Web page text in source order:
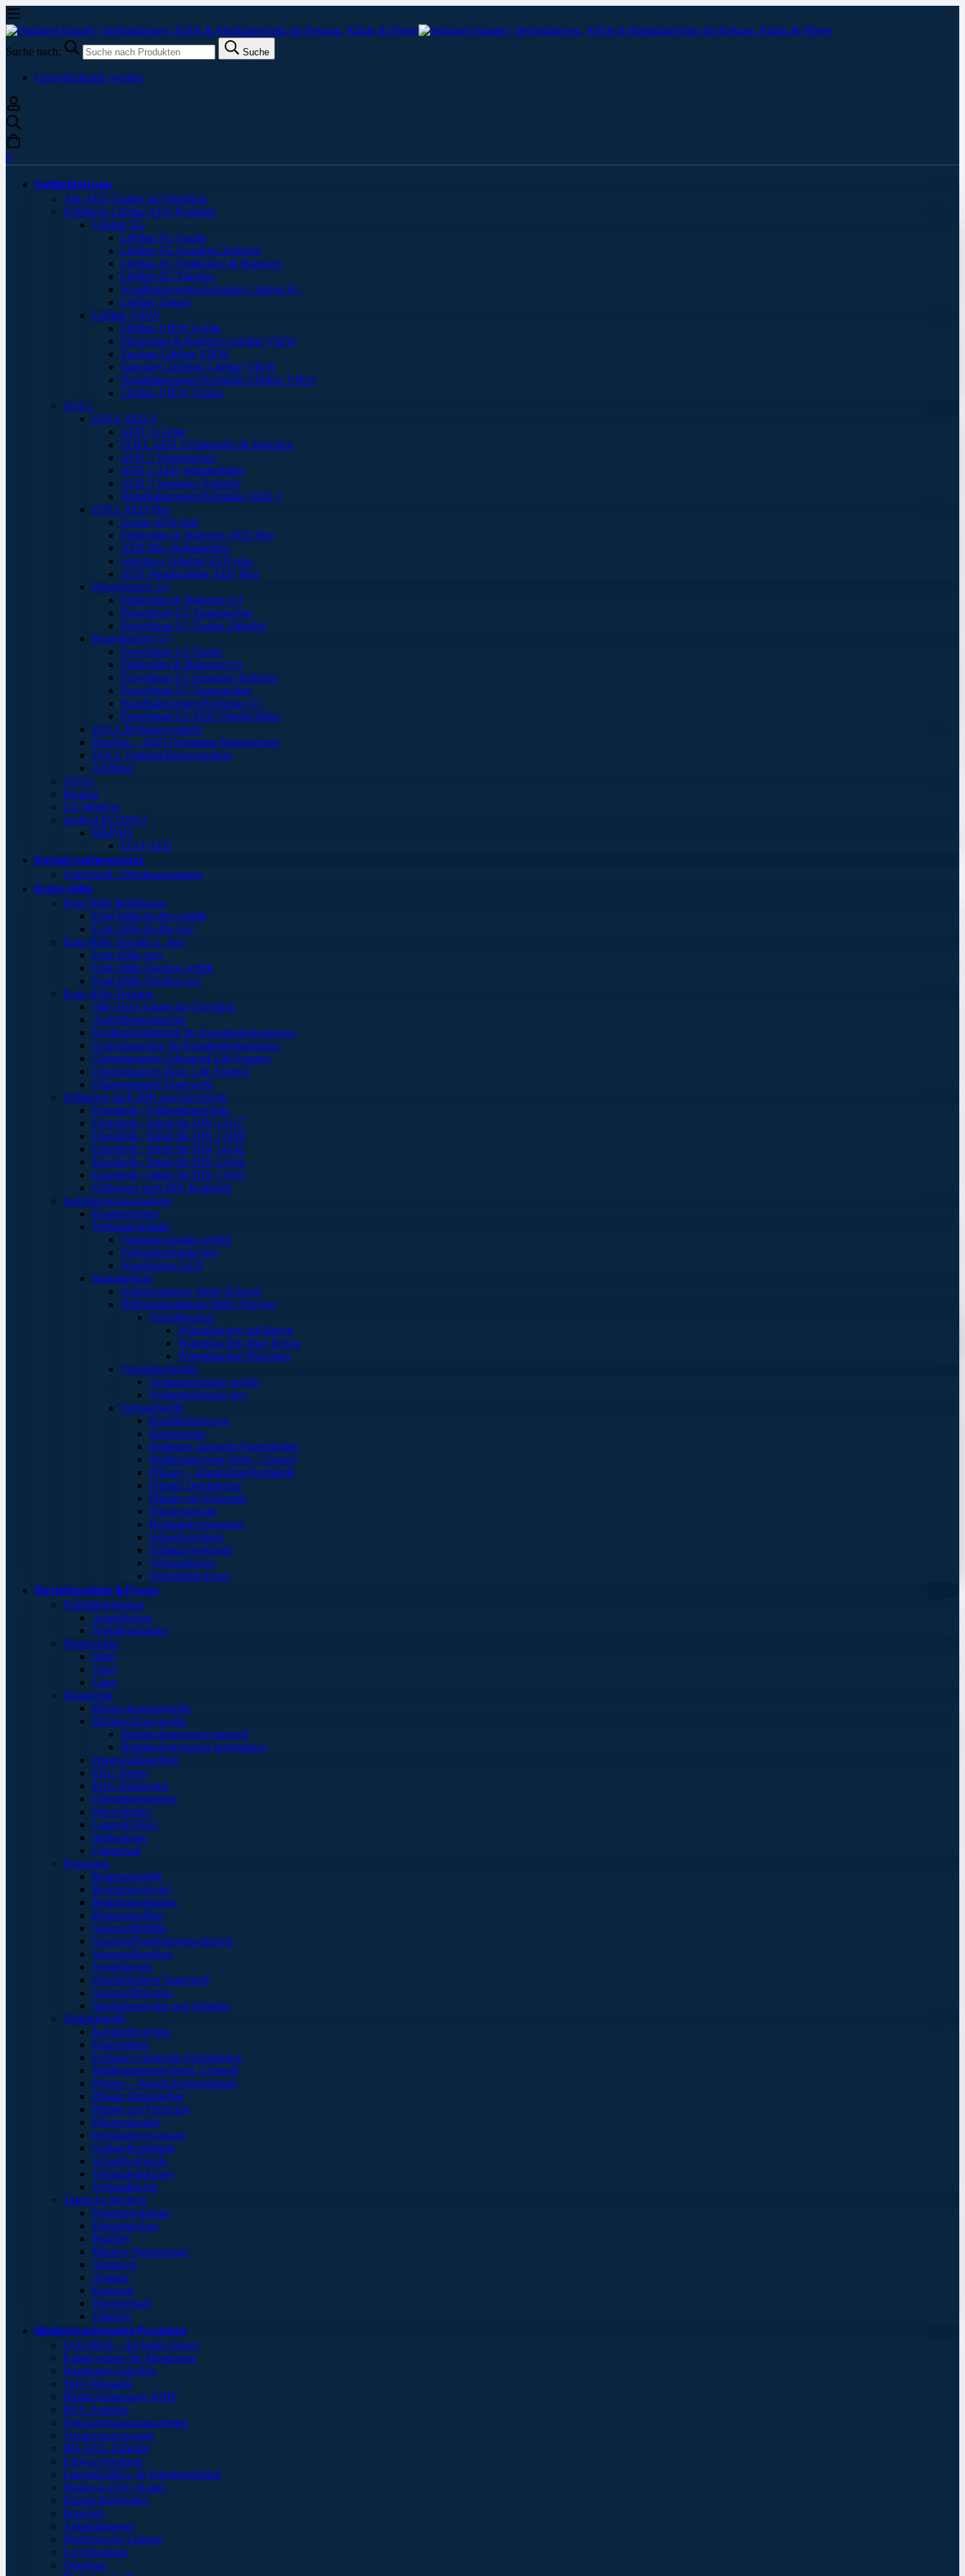
Suche nach: Suche
Geschäftskunde werden
0
Defibrillatoren
Alle AED Trainer im Überblick
Defibtech Lifeline AED Produkte
Lifeline SG
Lifeline SG Geräte
Lifeline SG Sonstiges Zubehör
Lifeline SG Elektroden & Batterien
Lifeline SG Taschen
Wandhalterungen/Schränke Lifeline SG
Lifeline Trainer
Lifeline VIEW
Lifeline VIEW Geräte
Elektroden & Batterien Lifeline VIEW
Taschen Lifeline VIEW
Sonstiges Zubehör Lifeline VIEW
Wandhalterungen/Schränke Lifeline VIEW
Lifeline VIEW Trainer
ZOLL
ZOLL AED 3
AED 3 Geräte
ZOLL AED 3 Elektroden & Batterien
AED 3 Tragetaschen
AED 3 AED Wandschilder
AED 3 Sonstiges Zubehör
Wandhalterungen/Schränke AED 3
ZOLL AED Plus
Geräte AED plus
Elektroden & Batterien AED Plus
AED Plus Tragetaschen
Sonstiges Zubehör AED plus
AED Wandschilder AED Plus
Powerheart® G3
Elektroden & Batterien G3
Powerheart G5 Tragetaschen
Powerheart G3 Trainer Zubehör
Powerheart® G5
Powerheart G5 Geräte
Elektroden & Batterien G5
Powerheart G5 Sonstiges Zubehör
Powerheart G5 Tragetaschen
Wandhalterungen/Schränke G5
Powerheart G5 AED Wandschilder
ZOLL Rettungssymbole
PlusTrac – AED Programm-Management
ZOLL Training/Demonstration
AEDtrax
ViVest
Progetti
CU Medical
medical ECONET
MEPAD
ECO-AED
Katastrophenschutz
Unterkunft / Objektausstattung
Erste-Hilfe
Erste Hilfe Behältnisse
Erste Hilfe-Koffer gefüllt
Erste Hilfe-Koffer leer
Erste Hilfe Taschen u. Sets
Erste Hilfe-Sets
Erste Hilfe-Taschen gefüllt
Erste Hilfe-Taschen leer
Erste Hilfe-Training
Alle AED Trainer im Überblick
Ausbildungsmaterial
Feedbackelektronik für Reanimationspuppen
Gesichtsmasken für Reanimationspuppen
Übungspuppen Advanced Life Support
Übungspuppen Basic Life Support
Übungspuppen Feuerwehr
Füllungen nach DIN und Einzelteile
Einzelteile / Füllsortiment Kita
Einzelteile / Inhalt für DIN 13157
Einzelteile / Inhalt für DIN 13169
Einzelteile / Inhalt für DIN 14142
Einzelteile / Inhalt für DIN 13164
Einzelteile / Inhalt für DIN 13160
Füllungen nach DIN Komplett
Sanitätsraumausstattung
Krankentragen
Verbandschränke
Verbandschränke gefüllt
Verbandschränke leer
Wandkästen AED
Sportmedizin
Kältekompresse Mehr-/Einweg
Wärmebehandlung Mehr-/Einweg
Wärmflaschen
Wärmflaschen mit Bezug
Wärmflaschen ohne Bezug
Wärmflaschen Plüschtier
Verbandschränke
Verbandschränke gefüllt
Verbandschränke leer
Verbandstoffe
Kanülenfixierung
Kinesoptape
Kohäsive elastische Fixierbinden
Mullkompressen Steril / Unsteril
Pflaster – Wundschnellverbände
Pflaster Detektierbar
Pflaster zur Fixierung
Pflasterspender
Replantatversorgung
Schnellverbände
Schlauchverbände
Verbandtücher
Verbandpäckchen
Notfallmedizin & Praxis
Notfallbehältnisse
Ampullarium
Notfallrucksäcke
Handschuhe
Nitril
Vinyl
Latex
Diagnostik
Blutzuckermessgeräte
Blutdruckmessgeräte
Blutdruckmessgerät manuell
Blutdruckmessgerät automatisch
Diagnostikleuchten
EKG Papier
EKG Elektroden
Fieberthermometer
Pulsoximeter
Langzeit EKG
Stethoskope
Ultraschall
Beatmung
Beatmungshilfe
Beatmungsbeutel
Beatmungsmasken
Beatmungsfilter
Sauerstoffbrillen
Sauerstoffverbindungsschlauch
Sauerstoffmasken
Verneblersets
Druckminderer Sauerstoff
Sauerstofftaschen
Inhalationsgeräte und Zubehör
Verbandstoffe
Kanülenfixierung
Kinesoptape
Kohäsive elastische Fixierbinden
Mullkompressen Steril / Unsteril
Pflaster – Wundschnellverbände
Pflaster Detektierbar
Pflaster zur Fixierung
Pflasterspender
Replantatversorgung
Schlauchverbände
Schnellverbände
Verbandpäckchen
Verbandtücher
Taktische Medizin
Einsatzrucksäcke
Einsatztaschen
Pouches
Massive Hemorrhage
Atemweg
Atmung
Kreislauf
Wärmeerhalt
Zubehör
Medizintechnische Produkte
GOLMED – the better choice
Kabelsysteme für Monitoring
Beatmungs-Zubehör
SpO²-Messung
Blutdruckmessung NIBP
HZV-Zubehör
Druckinfusionsmanschetten
Temperaturmessung
BIS-EEG-Zubehör
Einweg-Produkte
Langzeit-EKG- & Telemetriekabel
Diagnose-EKG-Kabel
Einmal-Elektroden
Batterien
Akkumulatoren
Medizinische Lampen
Laryngoskope
Otoskope